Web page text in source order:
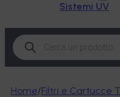
Sistemi UV
Products
search
Home/Filtri e Cartucce